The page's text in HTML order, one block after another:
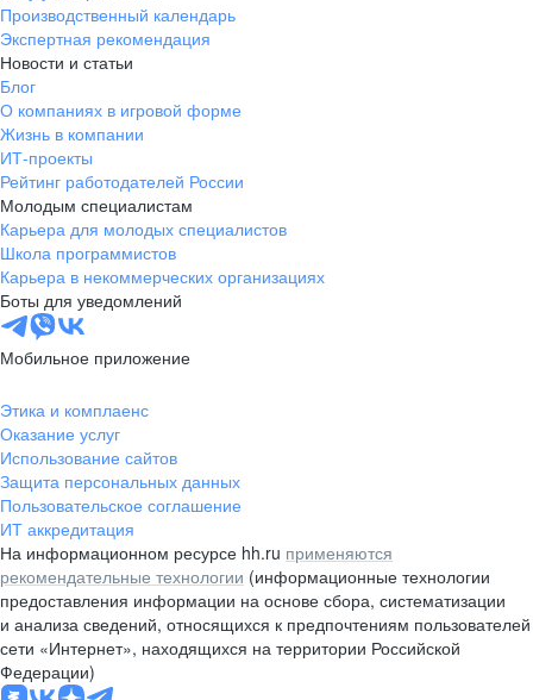
Производственный календарь
Экспертная рекомендация
Новости и статьи
Блог
О компаниях в игровой форме
Жизнь в компании
ИТ-проекты
Рейтинг работодателей России
Молодым специалистам
Карьера для молодых специалистов
Школа программистов
Карьера в некоммерческих организациях
Боты для уведомлений
Мобильное приложение
Этика и комплаенс
Оказание услуг
Использование сайтов
Защита персональных данных
Пользовательское соглашение
ИТ аккредитация
На информационном ресурсе hh.ru применяются
рекомендательные технологии (информационные технологии
предоставления информации на основе сбора, систематизации
и анализа сведений, относящихся к предпочтениям пользователей
сети «Интернет», находящихся на территории Российской
Федерации)